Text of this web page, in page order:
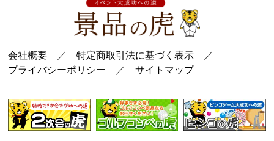
会社概要 ／特定商取引法に基づく表示 ／
プライバシーポリシー ／サイトマップ